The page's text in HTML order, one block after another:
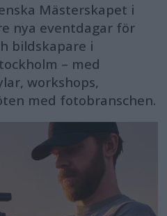
Mästerskapet i
nya eventdagar för
bildskapare i
– med
workshops,
med fotobranschen.